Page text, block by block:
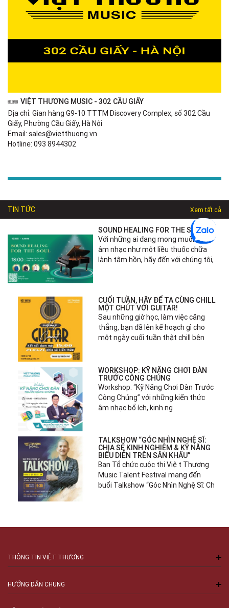
VIỆT THƯƠNG MUSIC - 302 CẦU GIẤY
Địa chỉ: Gian hàng G9-10 TTTM Discovery Complex, số 302 Cầu
Giấy, Phường Cầu Giấy, Hà Nội
Email: sales@vietthuong.vn
Hotline: 093 8944302
TIN TỨC Xem tất cả
SOUND HEALING FOR THE SOUL
Với những ai đang mong muốn xem
âm nhạc như một liều thuốc chữa
lành tâm hồn, hãy đến với chúng tôi,
CUỐI TUẦN, HÃY ĐỂ TA CÙNG CHILL
MỘT CHÚT VỚI GUITAR!
Sau những giờ học, làm việc căng
thẳng, bạn đã lên kế hoạch gì cho
một ngày cuối tuần thật chill bên
WORKSHOP: KỸ NĂNG CHƠI ĐÀN
TRƯỚC CÔNG CHÚNG
Workshop: “Kỹ Năng Chơi Đàn Trước
Công Chúng” với những kiến thức
âm nhạc bổ ích, kinh ng
TALKSHOW “GÓC NHÌN NGHỆ SĨ:
CHIA SẺ KINH NGHIỆM & KỸ NĂNG
BIỂU DIỄN TRÊN SÂN KHẤU”
Ban Tổ chức cuộc thi Việt Thương
Music Talent Festival mang đến
buổi Talkshow “Góc Nhìn Nghệ Sĩ: Ch
THÔNG TIN VIỆT THƯƠNG
HƯỚNG DẪN CHUNG